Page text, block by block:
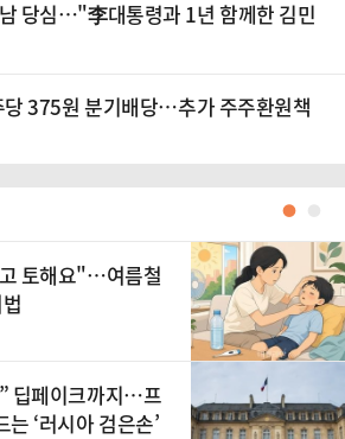
당심…"李대통령과 1년 함께한 김민
당 375원 분기배당…추가 주주환원책
●
토해요"…여름철
딥페이크까지…프
‘러시아 검은손’